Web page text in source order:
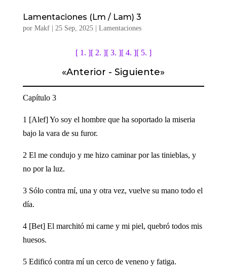
Lamentaciones (Lm / Lam) 3
por Makf| 25 Sep, 2025| Lamentaciones
[ 1. ][ 2. ][ 3. ][ 4. ][ 5. ]
«Anterior -Siguiente»
Capítulo 3
1 [Alef] Yo soy el hombre que ha soportado la miseria
bajo la vara de su furor.
2 El me condujo y me hizo caminar por las tinieblas, y
no por la luz.
3 Sólo contra mí, una y otra vez, vuelve su mano todo el
día.
4 [Bet] El marchitó mi carne y mi piel, quebró todos mis
huesos.
5 Edificó contra mí un cerco de veneno y fatiga.